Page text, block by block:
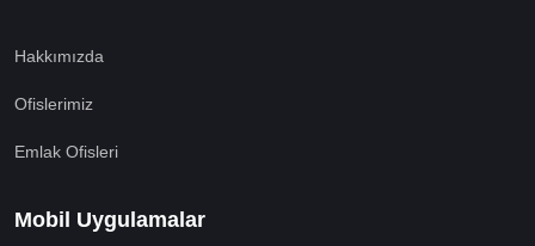
Hakkımızda
Ofislerimiz
Emlak Ofisleri
Mobil Uygulamalar